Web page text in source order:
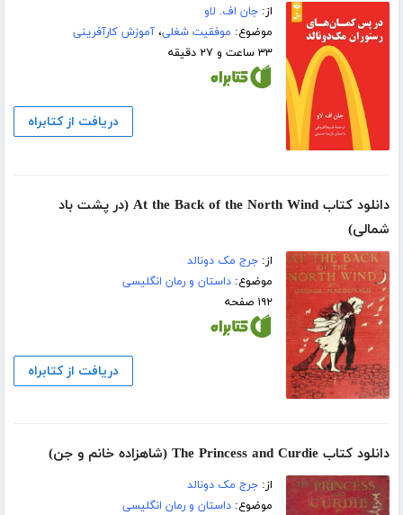
از:جان اف. لاو
موضوع: موفقیت شغلی،آموزش کارآفرینی
۳۳ ساعت و ۲۷ دقیقه
دریافت از کتابراه
دانلود کتاب At the Back of the North Wind (در پشت باد
شمالی)
از:جرج مک دونالد
موضوع:داستان و رمان انگلیسی
۱۹۲ صفحه
دریافت از کتابراه
دانلود کتاب The Princess and Curdie (شاهزاده خانم و جن)
از:جرج مک دونالد
موضوع:داستان و رمان انگلیسی